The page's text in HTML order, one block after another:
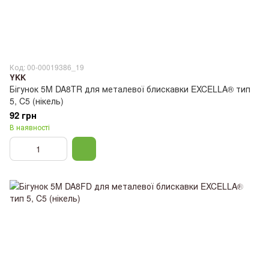
Код: 00-00019386_19
YKK
Бігунок 5M DA8TR для металевої блискавки EXCELLA® тип
5, C5 (нікель)
92 грн
В наявності